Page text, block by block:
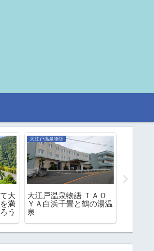
大
満
う
大江戸温泉物語
大江戸温泉物語 ＴＡＯ
ＹＡ白浜千畳と鶴の湯温
泉